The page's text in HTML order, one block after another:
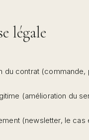
légale
du contrat (commande,
(amélioration du
(newsletter, le cas